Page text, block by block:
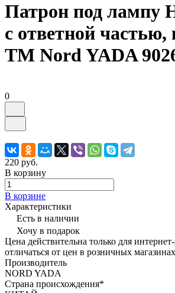
Патрон под лампу
с ответной частью,
TM Nord YADA
0
220 руб.
В корзину
В корзине
Характеристики
Есть в наличии
Хочу в подарок
Цена действительна только для
отличаться от цен в розничных магазинах
Производитель
NORD YADA
Страна происхождения*